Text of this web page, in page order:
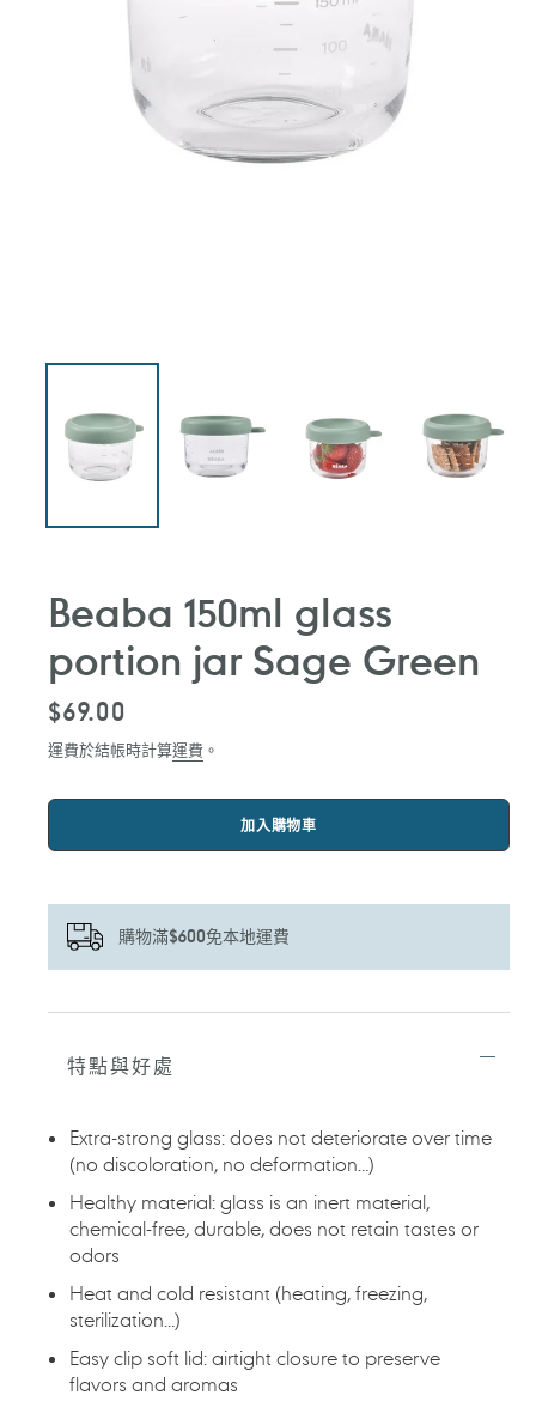
Beaba 150ml glass
portion jar Sage Green
定
價
$69.00
運費於結帳時計算運費 。
加入購物車
購物滿$600免本地運費
正
入
購
特點與好處
Extra-strong glass: does not deteriorate over time
(no discoloration, no deformation…)
Healthy material: glass is an inert material,
chemical-free, durable, does not retain tastes or
odors
Heat and cold resistant (heating, freezing,
sterilization…)
Easy clip soft lid: airtight closure to preserve
flavors and aromas